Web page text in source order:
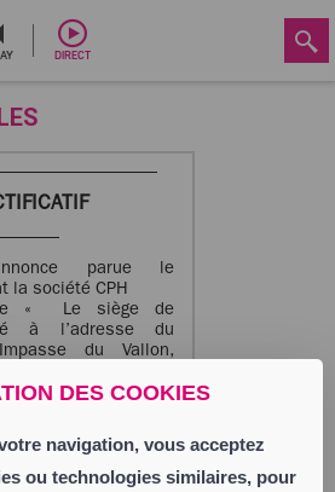
DES COOKIES
navigation, vous acceptez
ou technologies similaires, pour
DIRECT
parue le
la société CPH
« Le siège de
à l’adresse du
du Vallon,